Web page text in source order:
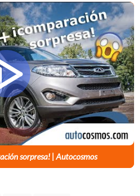
sorpresa! | Autocosmos